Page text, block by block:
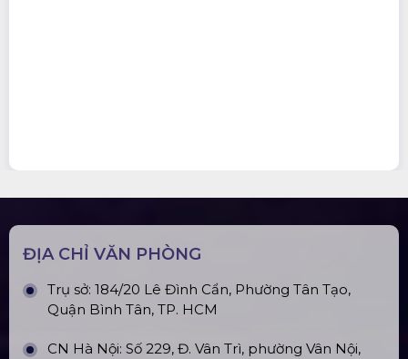
ĐỊA CHỈ VĂN PHÒNG
Trụ sở: 184/20 Lê Đình Cẩn, Phường Tân Tạo,
Quận Bình Tân, TP. HCM
CN Hà Nội: Số 229, Đ. Vân Trì, phường Vân Nội,